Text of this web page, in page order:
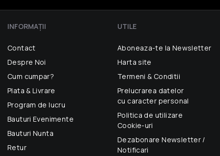
INFORMAŢII
Contact
Despre Noi
Cum cumpar?
Plata & Livrare
Program de lucru
Bauturi Evenimente
Bauturi Nunta
Retur
UTILE
Aboneaza-te la Newsletter
Harta site
Termeni & Conditii
Prelucrarea datelor
cu caracter personal
Politica de utilizare
Cookie-uri
Dezabonare Newsletter /
Notificari